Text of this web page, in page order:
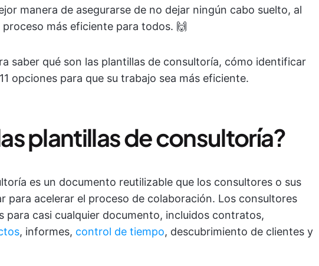
manera de asegurarse de no dejar ningún cabo suelto, al
más eficiente para todos. 🙌
saber qué son las plantillas de consultoría, cómo identificar
opciones para que su trabajo sea más eficiente.
plantillas de consultoría?
es un documento reutilizable que los consultores o sus
para acelerar el proceso de colaboración. Los consultores
para casi cualquier documento, incluidos contratos,
, informes, control de tiempo, descubrimiento de clientes y